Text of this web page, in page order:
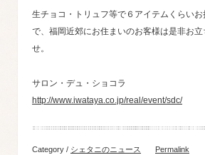
生チョコ・トリュフ等で６アイテムくらい
で、福岡近郊にお住まいのお客様は是非お立
せ。
サロン・デュ・ショコラ
http://www.iwataya.co.jp/real/event/sdc/
Category / シェタニのニュース
Permalink